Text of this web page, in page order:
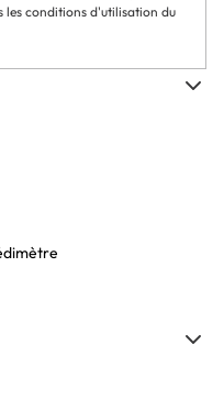
conditions d'utilisation du